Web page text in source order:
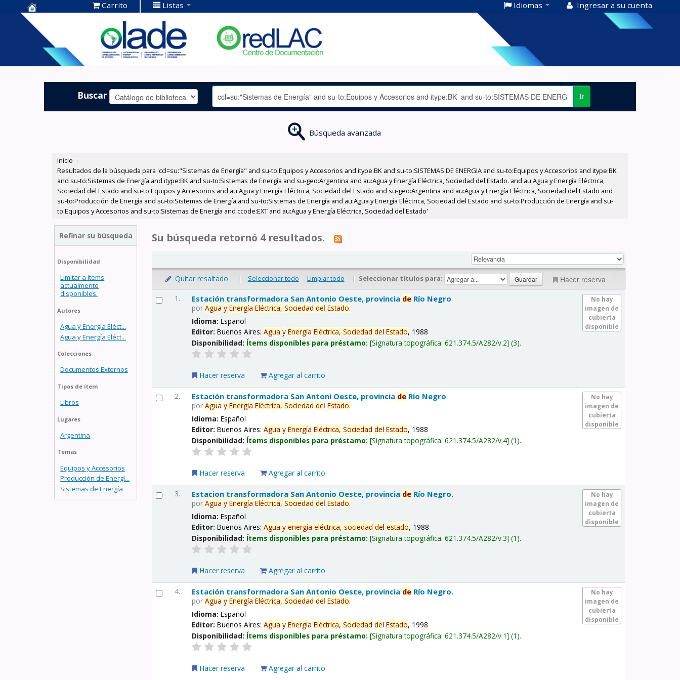
Centro de
Documentación
OLADE -
Carrito Listas Idiomas Ingresar a su cuenta
Buscar Ir
Búsqueda avanzada
Inicio ›
Resultados de la búsqueda para 'ccl=su:"Sistemas de Energía" and su-to:Equipos y Accesorios and itype:BK and su-to:SISTEMAS DE ENERGIA and su-to:Equipos y Accesorios and itype:BK
and su-to:Sistemas de Energía and itype:BK and su-to:Sistemas de Energía and su-geo:Argentina and au:Agua y Energía Eléctrica, Sociedad del Estado. and au:Agua y Energía Eléctrica,
Sociedad del Estado and su-to:Equipos y Accesorios and au:Agua y Energía Eléctrica, Sociedad del Estado and su-geo:Argentina and au:Agua y Energía Eléctrica, Sociedad del Estado and
su-to:Producción de Energía and su-to:Sistemas de Energía and su-to:Sistemas de Energía and au:Agua y Energía Eléctrica, Sociedad del Estado and su-to:Producción de Energía and su-
to:Equipos y Accesorios and su-to:Sistemas de Energía and ccode:EXT and au:Agua y Energía Eléctrica, Sociedad del Estado'
Refinar su búsqueda
Disponibilidad
Limitar a ítems
actualmente
disponibles.
Autores
Agua y Energía Eléct...
Agua y Energía Eléct...
Colecciones
Documentos Externos
Tipos de ítem
Libros
Lugares
Argentina
Temas
Equipos y Accesorios
Producción de Energí...
Sistemas de Energía
Su búsqueda retornó 4 resultados.
Quitar resaltado | Seleccionar todo Limpiar todo | Seleccionar títulos para: Hacer reserva
1.
No hay
imagen de
cubierta
disponible
Estación transformadora San Antonio Oeste, provincia de Río Negro
porAgua y Energía Eléctrica, Sociedad delEstado.
Idioma:Español
Editor:Buenos Aires:Agua y Energía Eléctrica, Sociedad delEstado, 1988
Disponibilidad: Ítems disponibles para préstamo: Signatura topográfica:621.374.5/A282/v.2 (3).
Hacer reserva Agregar al carrito
2.
No hay
imagen de
cubierta
disponible
Estación transformadora San Antoni Oeste, provincia de Río Negro
porAgua y Energía Eléctrica, Sociedad delEstado.
Idioma:Español
Editor:Buenos Aires:Agua y Energía Eléctrica, Sociedad delEstado, 1988
Disponibilidad: Ítems disponibles para préstamo: Signatura topográfica:621.374.5/A282/v.4 (1).
Hacer reserva Agregar al carrito
3.
No hay
imagen de
cubierta
disponible
Estacion transformadora San Antonio Oeste, provincia de Río Negro.
porAgua y Energía Eléctrica, Sociedad delEstado.
Idioma:Español
Editor:Buenos Aires:Agua y energía eléctrica, sociedad delestado, 1988
Disponibilidad: Ítems disponibles para préstamo: Signatura topográfica:621.374.5/A282/v.3 (1).
Hacer reserva Agregar al carrito
4.
No hay
imagen de
cubierta
disponible
Estación transformadora San Antonio Oeste, provincia de Río Negro.
porAgua y Energía Eléctrica, Sociedad delEstado.
Idioma:Español
Editor:Buenos Aires:Agua y Energía Eléctrica, Sociedad delEstado, 1998
Disponibilidad: Ítems disponibles para préstamo: Signatura topográfica:621.374.5/A282/v.1 (1).
Hacer reserva Agregar al carrito